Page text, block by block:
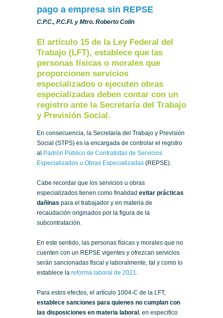
pago a empresa sin REPSE
C.P.C., P.C.FI. y Mtro. Roberto Colín
El artículo 15 de la Ley Federal del
Trabajo (LFT), establece que las
personas físicas o morales que
proporcionen servicios
especializados o ejecuten obras
especializadas deben contar con un
registro ante la Secretaría del Trabajo
y Previsión Social.
En consecuencia, la Secretaría del Trabajo y Previsión
Social (STPS) es la encargada de controlar el registro
al Padrón Público de Contratistas de Servicios
Especializados u Obras Especializadas (REPSE).
Cabe recordar que los servicios u obras
especializados tienen como finalidad evitar prácticas
dañinas para el trabajador y en materia de
recaudación originados por la figura de la
subcontratación.
En este sentido, las personas físicas y morales que no
cuenten con un REPSE vigentes y ofrezcan servicios
serán sancionadas fiscal y laboralmente, tal y como lo
establece la reforma laboral de 2021
Para estos efectos, el artículo 1004-C de la LFT,
establece sanciones para quienes no cumplan con
las disposiciones en materia laboral , en especifico